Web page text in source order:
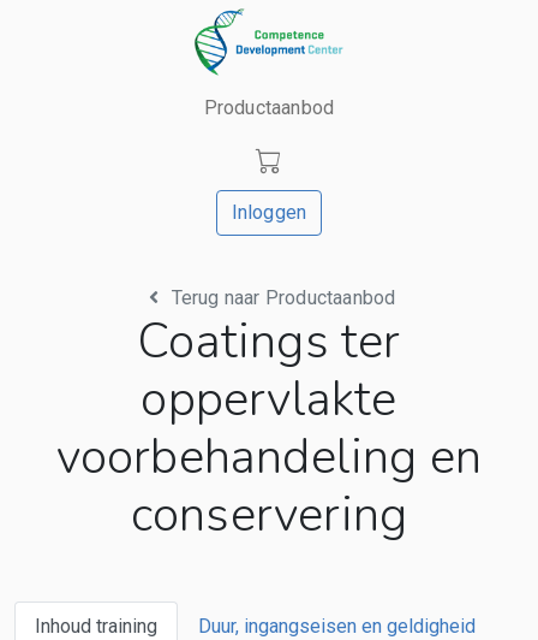
Productaanbod
Inloggen
Terug naar Productaanbod
Coatings ter
oppervlakte
voorbehandeling en
conservering
Inhoud training Duur, ingangseisen en geldigheid